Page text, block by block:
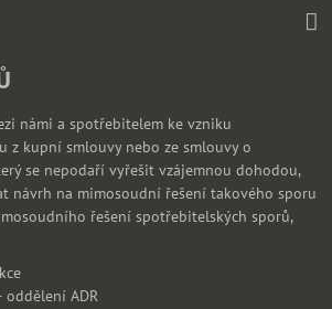
námi a spotřebitelem ke vzniku
z kupní smlouvy nebo ze smlouvy o
se nepodaří vyřešit vzájemnou dohodou,
návrh na mimosoudní řešení takového sporu
řešení spotřebitelských sporů,
ADR